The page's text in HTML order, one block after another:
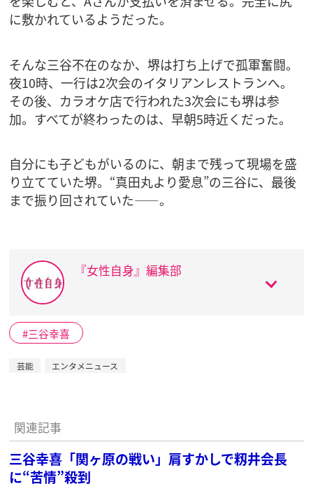
に敷かれているようだった。
そんな三谷不在のなか、堺は打ち上げで孤軍奮闘。
夜10時、一行は2次会のイタリアンレストランへ。
その後、カラオケ店で行われた3次会にも堺は参
加。すべてが終わったのは、早朝5時近くだった。
自分にも子どもがいるのに、朝まで残って現場を盛
り立てていた堺。“真田丸より愛息”の三谷に、最後
まで振り回されていた――。
『女性自身』編集部
三谷幸喜
芸能 エンタメニュース
関連記事
三谷幸喜「関ヶ原の戦い」肩すかしで籾井会長
に“苦情”殺到